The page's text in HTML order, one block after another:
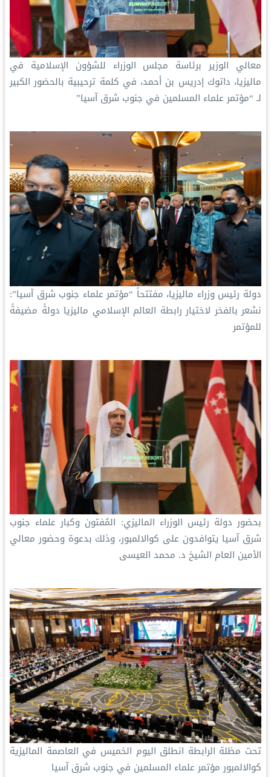
معالي الوزير برئاسة مجلس الوزراء للشؤون الإسلامية في
ماليزيا، داتوك إدريس بن أحمد، في كلمة ترحيبية بالحضور الكبير
لـ “مؤتمر علماء المسلمين في جنوب شرق آسيا”
دولة رئيس وزراء ماليزيا، مفتتحاً “مؤتمر علماء جنوب شرق آسيا”:
‏نشعر بالفخر لاختيار رابطة العالم الإسلامي‬⁩ ماليزيا دولةً مضيفةً
للمؤتمر
بحضور دولة رئيس الوزراء الماليزي: ‏المُفتون وكبار علماء جنوب
شرق آسيا يتوافدون على كوالالمبور‬⁩، وذلك بدعوة وحضور معالي
الأمين العام الشيخ د. محمد العيسى
تحت مظلة الرابطة ‏انطلق اليوم الخميس في العاصمة الماليزية
كوالالمبور‬⁩ مؤتمر علماء المسلمين في جنوب شرق آسيا